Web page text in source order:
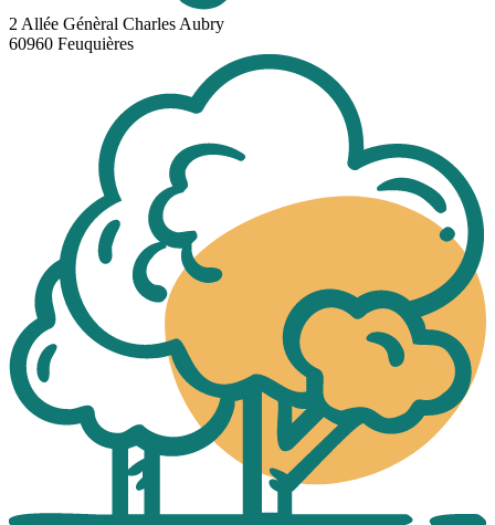
2 Allée Génèral Charles Aubry
60960 Feuquières